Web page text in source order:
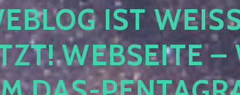
IST
WEBSEITE –